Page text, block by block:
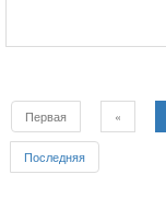
Первая «
Последняя